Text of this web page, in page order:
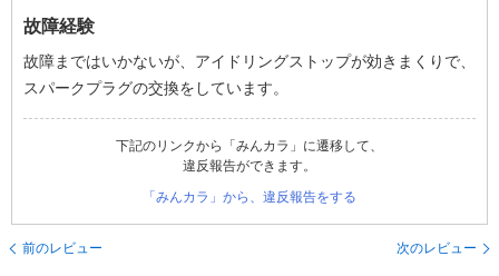
故障経験
故障まではいかないが、アイドリングストップが効きまくりで、
スパークプラグの交換をしています。
下記のリンクから「みんカラ」に遷移して、
違反報告ができます。
「みんカラ」から、違反報告をする
前のレビュー 次のレビュー